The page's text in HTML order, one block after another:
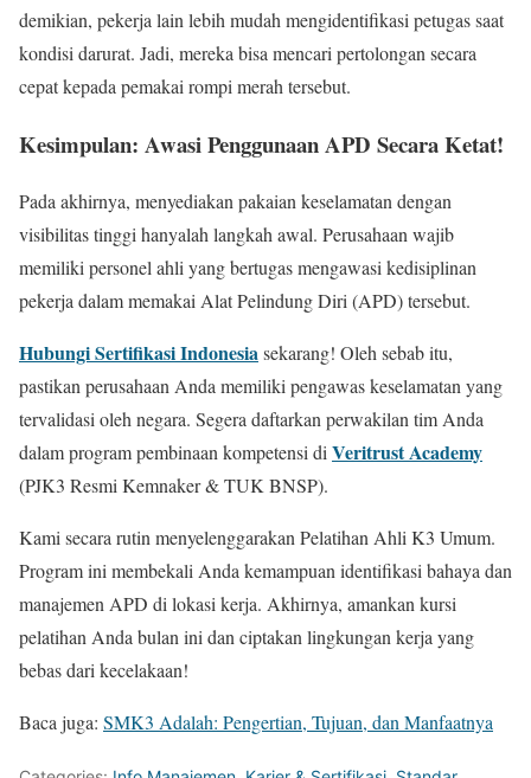
demikian, pekerja lain lebih mudah mengidentifikasi petugas saat
kondisi darurat. Jadi, mereka bisa mencari pertolongan secara
cepat kepada pemakai rompi merah tersebut.
Kesimpulan: Awasi Penggunaan APD Secara Ketat!
Pada akhirnya, menyediakan pakaian keselamatan dengan
visibilitas tinggi hanyalah langkah awal. Perusahaan wajib
memiliki personel ahli yang bertugas mengawasi kedisiplinan
pekerja dalam memakai Alat Pelindung Diri (APD) tersebut.
Hubungi Sertifikasi Indonesiasekarang! Oleh sebab itu,
pastikan perusahaan Anda memiliki pengawas keselamatan yang
tervalidasi oleh negara. Segera daftarkan perwakilan tim Anda
dalam program pembinaan kompetensi diVeritrust Academy
(PJK3 Resmi Kemnaker & TUK BNSP).
Kami secara rutin menyelenggarakan Pelatihan Ahli K3 Umum.
Program ini membekali Anda kemampuan identifikasi bahaya dan
manajemen APD di lokasi kerja. Akhirnya, amankan kursi
pelatihan Anda bulan ini dan ciptakan lingkungan kerja yang
bebas dari kecelakaan!
Baca juga: SMK3 Adalah: Pengertian, Tujuan, dan Manfaatnya